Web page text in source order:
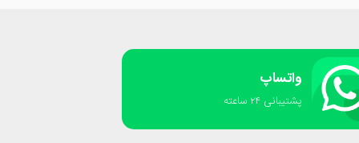
واتساپ
پشتیبانی ٢۴ ساعته